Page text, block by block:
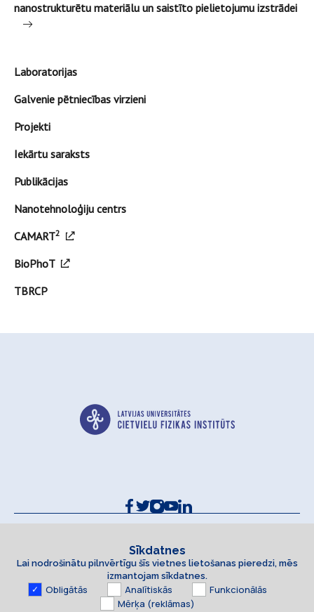
nanostrukturētu materiālu un saistīto pielietojumu izstrādei
Laboratorijas
Galvenie pētniecības virzieni
Projekti
Iekārtu saraksts
Publikācijas
Nanotehnoloģiju centrs
CAMART2
BioPhoT
TBRCP
Kontakti un rekvizīti
Piekļūstamības paziņojums
Sīkdatnes
Lai nodrošinātu pilnvērtīgu šīs vietnes lietošanas pieredzi, mēs
izmantojam sīkdatnes.
Obligātās Analītiskās
Funkcionālās
Mērķa (reklāmas)